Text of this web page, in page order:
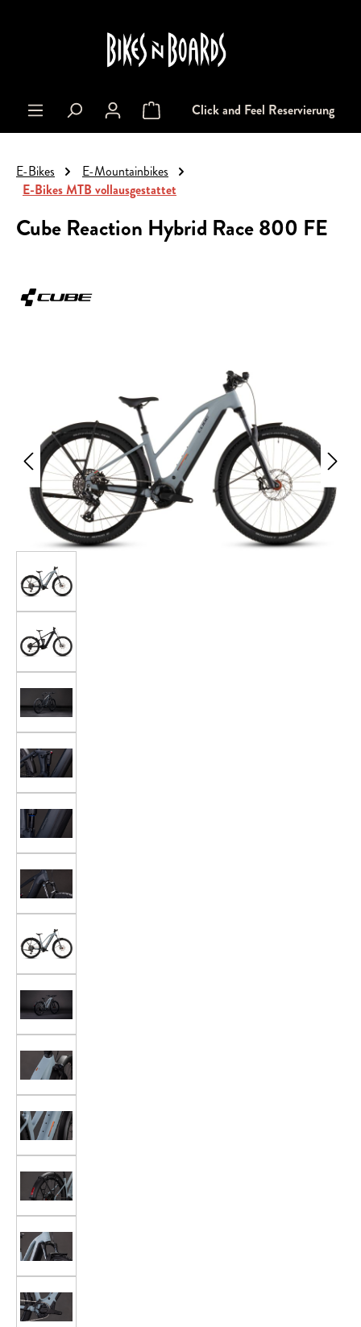
Warenkorb enthält 0 Positionen. Der
Click and Feel Reservierung
E-Bikes
E-Mountainbikes
E-Bikes MTB vollausgestattet
Cube Reaction Hybrid Race 800 FE